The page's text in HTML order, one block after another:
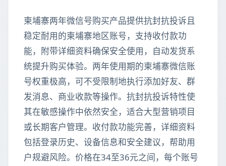
柬埔寨两年微信号购买产品提供抗封抗投诉且
稳定耐用的柬埔寨地区账号，支持收付款功
能，附带详细资料确保安全使用，自动发货系
统提升购买体验。两年使用期的柬埔寨微信账
号权重极高，可不受限制地执行添加好友、群
发消息、商业收款等操作。抗封抗投诉特性使
其在敏感操作中依然安全，适合大型营销项目
或长期客户管理。收付款功能完善，详细资料
包括登录历史、设备信息和安全建议，帮助用
户规避风险。价格在34至36元之间，每个账号